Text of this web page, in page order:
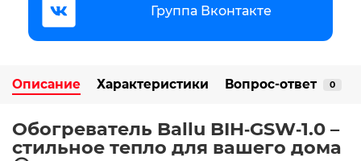
Группа Вконтакте
Описание Характеристики Вопрос-ответ 0
Обогреватель Ballu BIH‑GSW‑1.0 –
стильное тепло для вашего дома